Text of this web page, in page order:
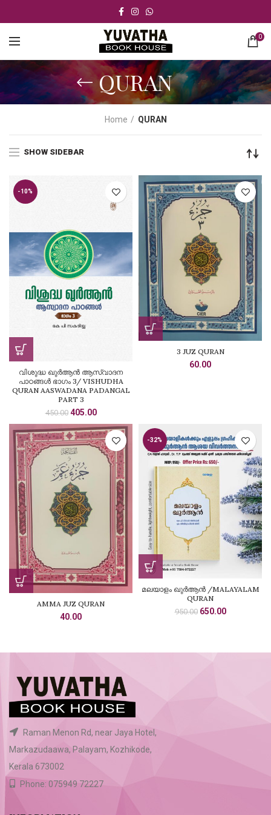
0
QURAN
Home QURAN
SHOW SIDEBAR
-10%
വിശുദ്ധ ഖുർആൻ ആസ്വാദന
പാഠങ്ങൾ ഭാഗം 3/ VISHUDHA
QURAN AASWADANA PADANGAL
PART 3
450.00 Original
price
was:
₹450.00.
405.00Current
price
is:
₹405.00.
3 JUZ QURAN
60.00
AMMA JUZ QURAN
40.00
-32%
മലയാളം ഖുർആൻ /MALAYALAM
QURAN
950.00 Original
650.00Current
Raman Menon Rd, near Jaya Hotel,
Markazudaawa, Palayam, Kozhikode,
Kerala 673002
Phone: 075949 72227